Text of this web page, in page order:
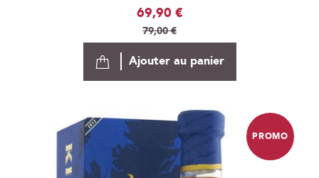
Prix
Spécial
69,90 €
79,00 €
Ajouter au panier
PROMO